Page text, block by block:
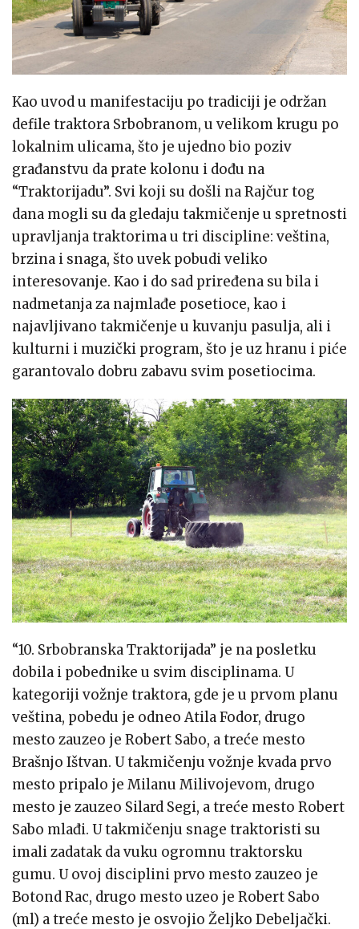
Kao uvod u manifestaciju po tradiciji je održan
defile traktora Srbobranom, u velikom krugu po
lokalnim ulicama, što je ujedno bio poziv
građanstvu da prate kolonu i dođu na
“Traktorijadu”. Svi koji su došli na Rajčur tog
dana mogli su da gledaju takmičenje u spretnosti
upravljanja traktorima u tri discipline: veština,
brzina i snaga, što uvek pobudi veliko
interesovanje. Kao i do sad priređena su bila i
nadmetanja za najmlađe posetioce, kao i
najavljivano takmičenje u kuvanju pasulja, ali i
kulturni i muzički program, što je uz hranu i piće
garantovalo dobru zabavu svim posetiocima.
“10. Srbobranska Traktorijada” je na posletku
dobila i pobednike u svim disciplinama. U
kategoriji vožnje traktora, gde je u prvom planu
veština, pobedu je odneo Atila Fodor, drugo
mesto zauzeo je Robert Sabo, a treće mesto
Brašnjo Ištvan. U takmičenju vožnje kvada prvo
mesto pripalo je Milanu Milivojevom, drugo
mesto je zauzeo Silard Segi, a treće mesto Robert
Sabo mlađi. U takmičenju snage traktoristi su
imali zadatak da vuku ogromnu traktorsku
gumu. U ovoj disciplini prvo mesto zauzeo je
Botond Rac, drugo mesto uzeo je Robert Sabo
(ml) a treće mesto je osvojio Željko Debeljački.